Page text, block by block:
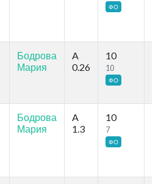
ФО
Бодрова
Мария
A
0.26
10
10
ФО
Бодрова
Мария
A
1.3
10
7
ФО